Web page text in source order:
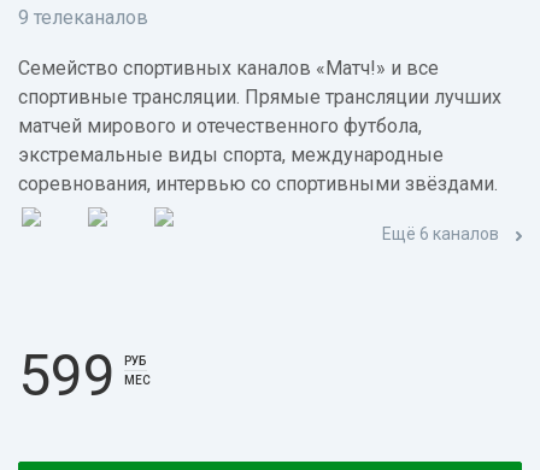
9 телеканалов
Семейство спортивных каналов «Матч!» и все
спортивные трансляции. Прямые трансляции лучших
матчей мирового и отечественного футбола,
экстремальные виды спорта, международные
соревнования, интервью со спортивными звёздами.
Ещё 6 каналов
599
РУБ
МЕС